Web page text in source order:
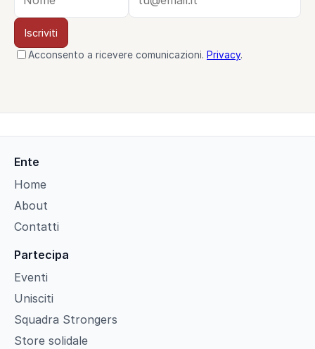
Iscriviti
Acconsento a ricevere comunicazioni. Privacy.
Ente
Home
About
Contatti
Partecipa
Eventi
Unisciti
Squadra Strongers
Store solidale